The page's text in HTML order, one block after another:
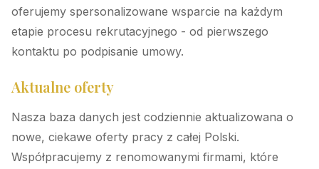
oferujemy spersonalizowane wsparcie na każdym
etapie procesu rekrutacyjnego - od pierwszego
kontaktu po podpisanie umowy.
Aktualne oferty
Nasza baza danych jest codziennie aktualizowana o
nowe, ciekawe oferty pracy z całej Polski.
Współpracujemy z renomowanymi firmami, które